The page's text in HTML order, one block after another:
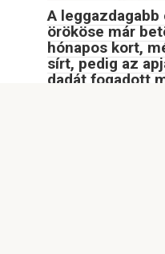
A
örököse már
hónapos kort,
sírt, pedig az
dadát fogadott